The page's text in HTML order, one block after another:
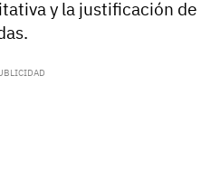
y la justificación de